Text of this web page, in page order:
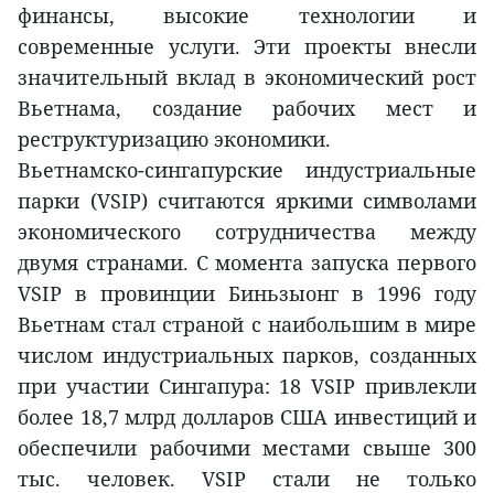
финансы, высокие технологии и
современные услуги. Эти проекты внесли
значительный вклад в экономический рост
Вьетнама, создание рабочих мест и
реструктуризацию экономики.
Вьетнамско-сингапурские индустриальные
парки (VSIP) считаются яркими символами
экономического сотрудничества между
двумя странами. С момента запуска первого
VSIP в провинции Биньзыонг в 1996 году
Вьетнам стал страной с наибольшим в мире
числом индустриальных парков, созданных
при участии Сингапура: 18 VSIP привлекли
более 18,7 млрд долларов США инвестиций и
обеспечили рабочими местами свыше 300
тыс. человек. VSIP стали не только